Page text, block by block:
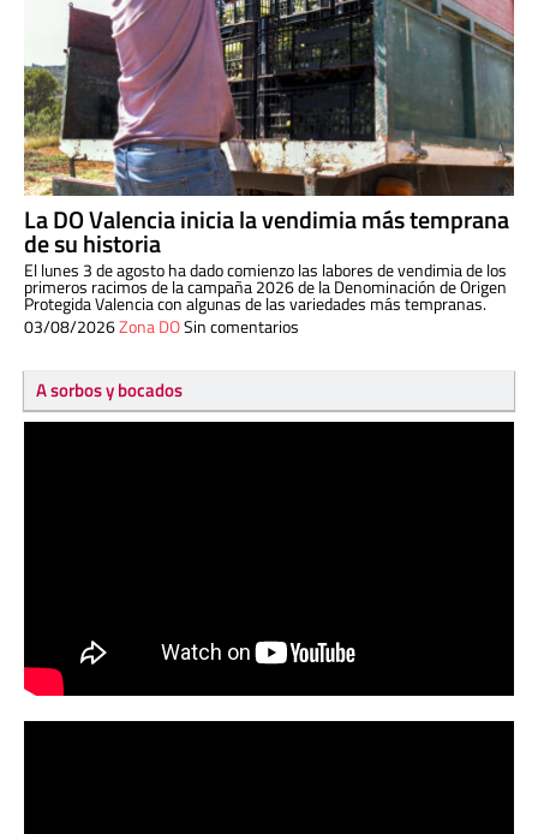
La DO Valencia inicia la vendimia más temprana
de su historia
El lunes 3 de agosto ha dado comienzo las labores de vendimia de los
primeros racimos de la campaña 2026 de la Denominación de Origen
Protegida Valencia con algunas de las variedades más tempranas.
03/08/2026Zona DOSin comentarios
A sorbos y bocados